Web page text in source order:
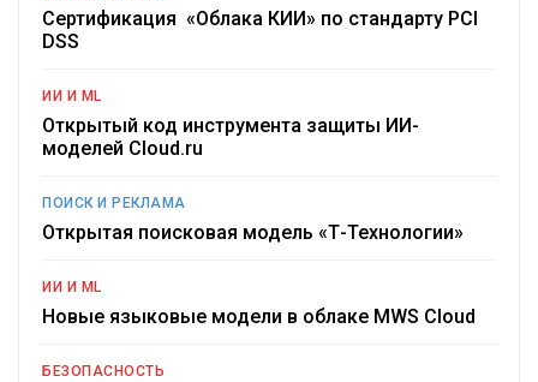
Сертификация «Облака КИИ» по стандарту PCI
DSS
ИИ И ML
Открытый код инструмента защиты ИИ-
моделей Cloud.ru
ПОИСК И РЕКЛАМА
Открытая поисковая модель «Т-Технологии»
ИИ И ML
Новые языковые модели в облаке MWS Cloud
БЕЗОПАСНОСТЬ